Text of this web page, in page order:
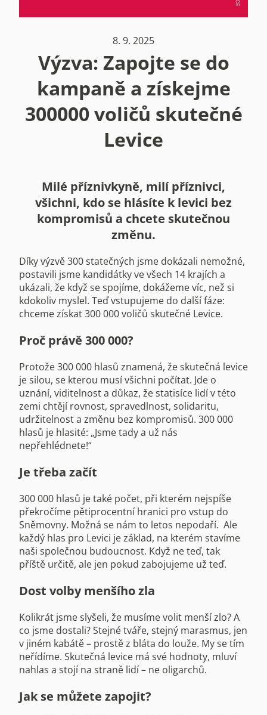
8. 9. 2025
Výzva: Zapojte se do
kampaně a získejme
300000 voličů skutečné
Levice
Milé příznivkyně, milí příznivci,
všichni, kdo se hlásíte k levici bez
kompromisů a chcete skutečnou
změnu.
Díky výzvě 300 statečných jsme dokázali nemožné,
postavili jsme kandidátky ve všech 14 krajích a
ukázali, že když se spojíme, dokážeme víc, než si
kdokoliv myslel. Teď vstupujeme do další fáze:
chceme získat 300 000 voličů skutečné Levice.
Proč právě 300 000?
Protože 300 000 hlasů znamená, že skutečná levice
je silou, se kterou musí všichni počítat. Jde o
uznání, viditelnost a důkaz, že statisíce lidí v této
zemi chtějí rovnost, spravedlnost, solidaritu,
udržitelnost a změnu bez kompromisů. 300 000
hlasů je hlasité: „Jsme tady a už nás
nepřehlédnete!“
Je třeba začít
300 000 hlasů je také počet, při kterém nejspíše
překročíme pětiprocentní hranici pro vstup do
Sněmovny. Možná se nám to letos nepodaří. Ale
každý hlas pro Levici je základ, na kterém stavíme
naši společnou budoucnost. Když ne teď, tak
příště určitě, ale jen pokud zabojujeme už teď.
Dost volby menšího zla
Kolikrát jsme slyšeli, že musíme volit menší zlo? A
co jsme dostali? Stejné tváře, stejný marasmus, jen
v jiném kabátě – prostě z bláta do louže. My se tím
neřídíme. Skutečná levice má své hodnoty, mluví
nahlas a stojí na straně lidí – ne oligarchů.
Jak se můžete zapojit?